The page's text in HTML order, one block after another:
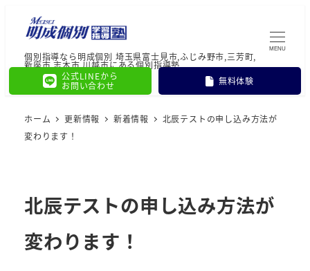
個別指導なら明成個別 埼玉県富士見市,ふじみ野市,三芳町,
新座市,志木市,川越市にある個別指導塾
公式LINEから
お問い合わせ
無料体験
MENU
ホーム 更新情報 新着情報
北辰テストの申し込み方法が
変わります！
北辰テストの申し込み方法が
変わります！